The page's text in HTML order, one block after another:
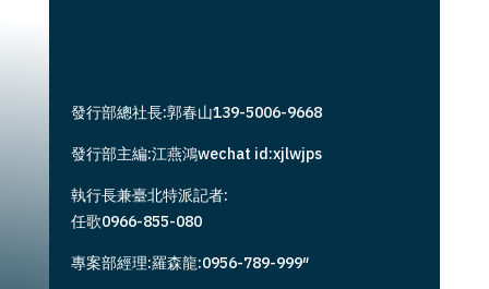
發行部總社長:郭春山139-5006-9668
發行部主編:江燕鴻wechat id:xjlwjps
執行長兼臺北特派記者:
任歌0966-855-080
專案部經理:羅森龍:0956-789-999″